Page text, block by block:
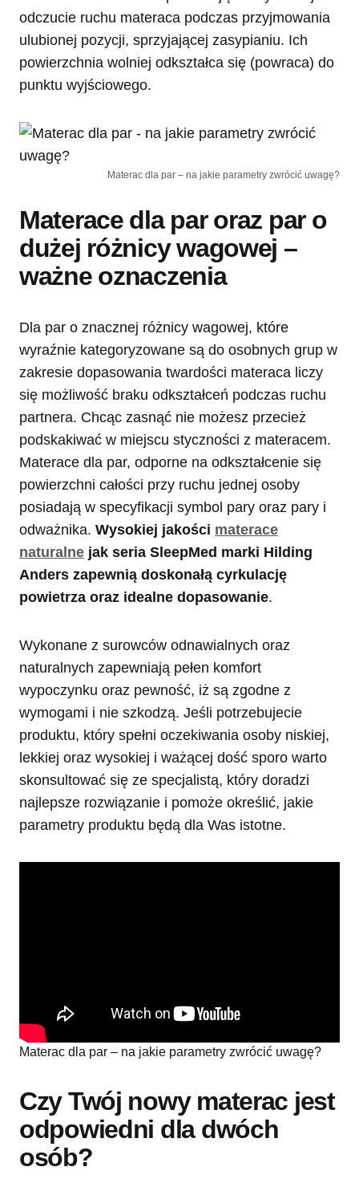
odczucie ruchu materaca podczas przyjmowania
ulubionej pozycji, sprzyjającej zasypianiu. Ich
powierzchnia wolniej odkształca się (powraca) do
punktu wyjściowego.
Materac dla par – na jakie parametry zwrócić uwagę?
Materace dla par oraz par o
dużej różnicy wagowej –
ważne oznaczenia
Dla par o znacznej różnicy wagowej, które
wyraźnie kategoryzowane są do osobnych grup w
zakresie dopasowania twardości materaca liczy
się możliwość braku odkształceń podczas ruchu
partnera. Chcąc zasnąć nie możesz przecież
podskakiwać w miejscu styczności z materacem.
Materace dla par, odporne na odkształcenie się
powierzchni całości przy ruchu jednej osoby
posiadają w specyfikacji symbol pary oraz pary i
odważnika. Wysokiej jakości materace
naturalne jak seria SleepMed marki Hilding
Anders zapewnią doskonałą cyrkulację
powietrza oraz idealne dopasowanie.
Wykonane z surowców odnawialnych oraz
naturalnych zapewniają pełen komfort
wypoczynku oraz pewność, iż są zgodne z
wymogami i nie szkodzą. Jeśli potrzebujecie
produktu, który spełni oczekiwania osoby niskiej,
lekkiej oraz wysokiej i ważącej dość sporo warto
skonsultować się ze specjalistą, który doradzi
najlepsze rozwiązanie i pomoże określić, jakie
parametry produktu będą dla Was istotne.
Materac dla par – na jakie parametry zwrócić uwagę?
Czy Twój nowy materac jest
odpowiedni dla dwóch
osób?